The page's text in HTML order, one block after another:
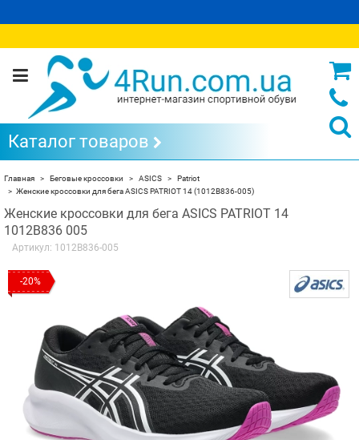
Каталог товаров
Главная Беговые кроссовки ASICS
Patriot
Женские кроссовки для бега ASICS PATRIOT 14 (1012B836-005)
Женские кроссовки для бега ASICS PATRIOT 14
1012B836 005
Артикул: 1012B836-005
-20%